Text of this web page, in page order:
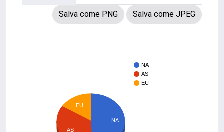
Salva come PNG Salva come JPEG
NA
AS
EU
NA
EU
AS